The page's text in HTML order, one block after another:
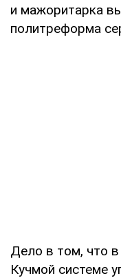
и мажоритарка
политреформа
Дело в том, что
Кучмой системе